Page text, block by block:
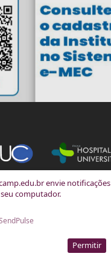
envie notificações
computador.
Permitir